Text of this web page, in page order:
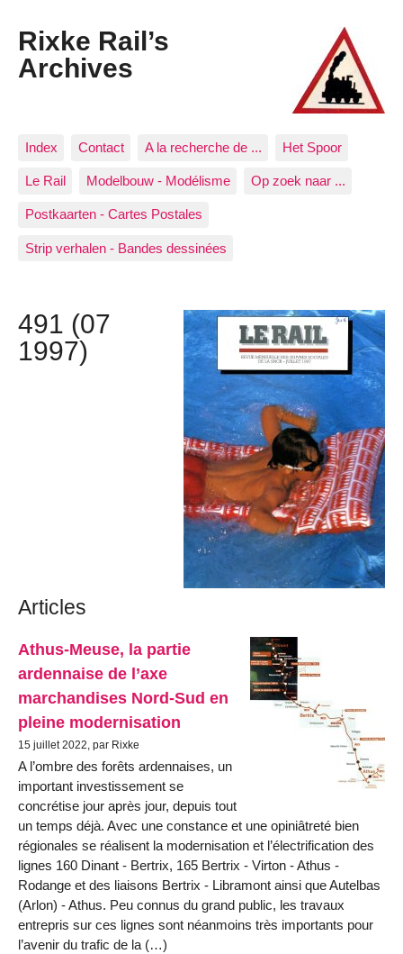
Rixke Rail’s
Archives
Index Contact A la recherche de ... Het Spoor
Le Rail Modelbouw - Modélisme Op zoek naar ...
Postkaarten - Cartes Postales
Strip verhalen - Bandes dessinées
491 (07
1997)
Articles
Athus-Meuse, la partie
ardennaise de l’axe
marchandises Nord-Sud en
pleine modernisation
15 juillet 2022, par Rixke
A l’ombre des forêts ardennaises, un
important investissement se
concrétise jour après jour, depuis tout
un temps déjà. Avec une constance et une opiniâtreté bien
régionales se réalisent la modernisation et l’électrification des
lignes 160 Dinant - Bertrix, 165 Bertrix - Virton - Athus -
Rodange et des liaisons Bertrix - Libramont ainsi que Autelbas
(Arlon) - Athus. Peu connus du grand public, les travaux
entrepris sur ces lignes sont néanmoins très importants pour
l’avenir du trafic de la (…)